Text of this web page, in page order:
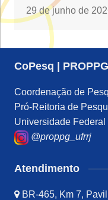
29 de junho de
CoPesq |
Coordenação de
Pró-Reitoria de
Universidade
@proppg_ufrrj
Atendimento
BR-465, Km 7,